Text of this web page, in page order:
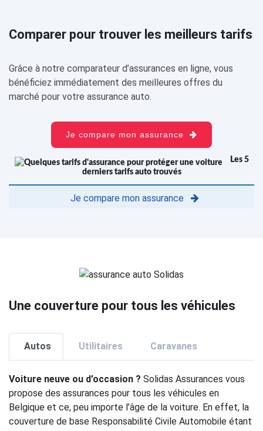
Comparer pour trouver les meilleurs tarifs
Grâce à notre comparateur d’assurances en ligne, vous
bénéficiez immédiatement des meilleures offres du
marché pour votre assurance auto.
Je compare mon assurance
Les 5
derniers tarifs auto trouvés
Je compare mon assurance
Une couverture pour tous les véhicules
Autos Utilitaires Caravanes
Voiture neuve ou d’occasion ? Solidas Assurances vous
propose des assurances pour tous les véhicules en
Belgique et ce, peu importe l’âge de la voiture. En effet, la
couverture de base Responsabilité Civile Automobile étant